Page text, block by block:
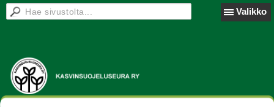
Valikko